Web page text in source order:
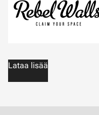
Lataa lisää